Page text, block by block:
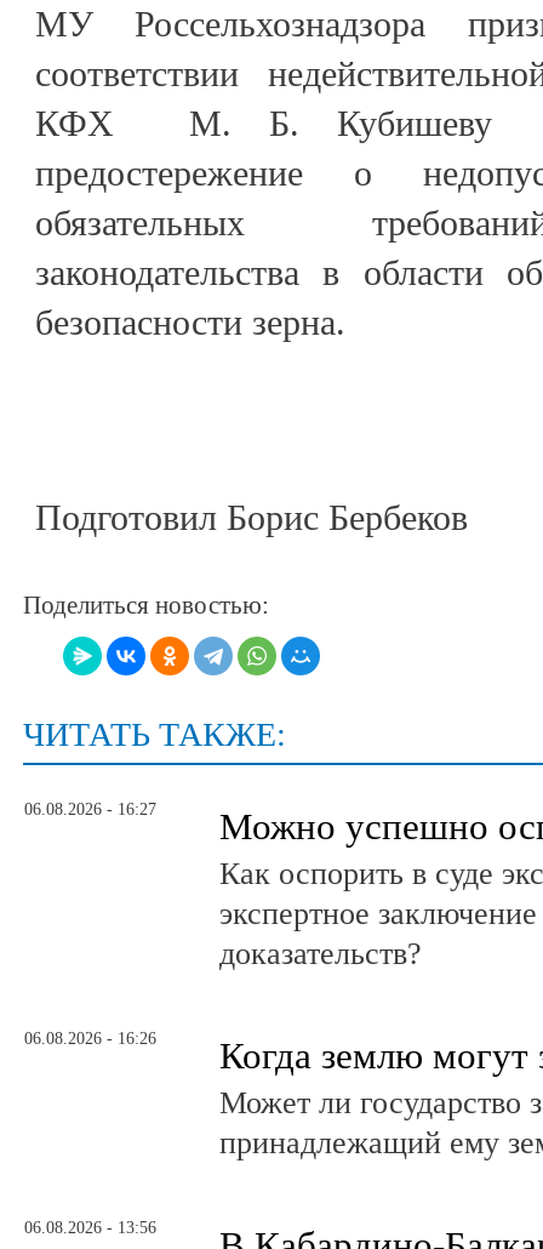
МУ Россельхознадзора
соответствии
КФХ М. Б. Кубишеву
предостережение о
обязательных
законодательства в области
безопасности зерна.
Подготовил Борис Бербеков
Поделиться новостью:
ЧИТАТЬ ТАКЖЕ:
06.08.2026 - 16:27 Можно успешно
Как оспорить в суде
экспертное
доказательств?
06.08.2026 - 16:26 Когда землю могут
Может ли государство
принадлежащий ему
06.08.2026 - 13:56